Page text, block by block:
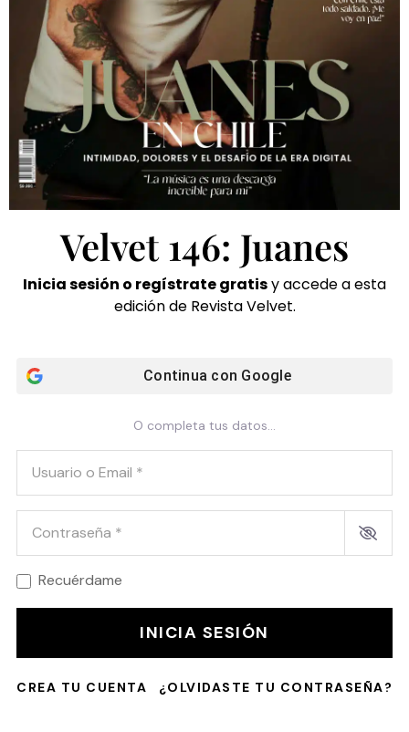
Velvet 146: Juanes
Inicia sesión o regístrate gratisy accede a esta
edición de Revista Velvet.
Continua con Google
O completa tus datos...
Usuario o Email*
Contraseña*
Recuérdame
INICIA SESIÓN
CREA TU CUENTA ¿OLVIDASTE TU CONTRASEÑA?